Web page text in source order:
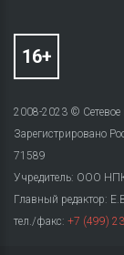
2008-2023 © Сетевое
Зарегистрировано
71589
Учредитель: ООО
Главный редактор:
тел./факс: +7 (499)